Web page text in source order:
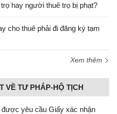
hay người thuê trọ bị phạt?
cho thuê phải đi đăng ký tạm
Xem thêm
VỀ TƯ PHÁP-HỘ TỊCH
được yêu cầu Giấy xác nhận